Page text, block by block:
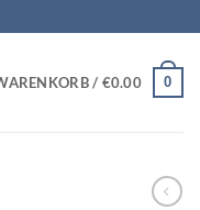
/ €0.00 0